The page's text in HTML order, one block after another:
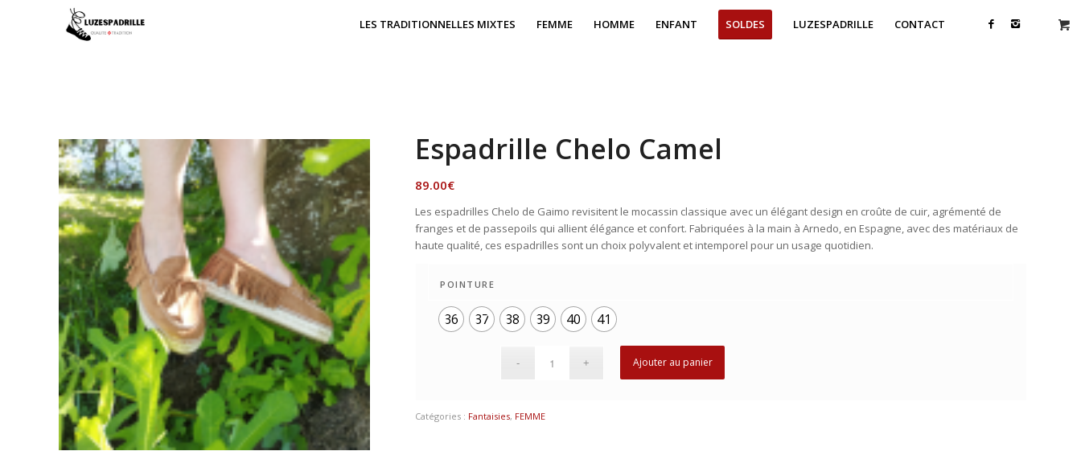
LES TRADITIONNELLES MIXTES FEMME HOMME ENFANT SOLDES LUZESPADRILLE CONTACT
Espadrille Chelo Camel
89.00€
Les espadrilles Chelo de Gaimo revisitent le mocassin classique avec un élégant design en croûte de cuir, agrémenté de
franges et de passepoils qui allient élégance et confort. Fabriquées à la main à Arnedo, en Espagne, avec des matériaux de
haute qualité, ces espadrilles sont un choix polyvalent et intemporel pour un usage quotidien.
POINTURE
36 37 38 39 40 41
Ajouter au panier
Catégories : Fantaisies, FEMME